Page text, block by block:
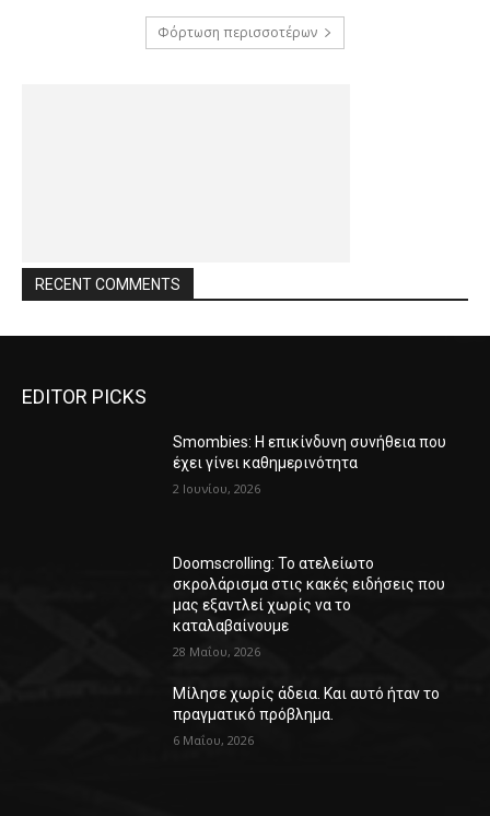
Φόρτωση περισσοτέρων
RECENT COMMENTS
EDITOR PICKS
Smombies: Η επικίνδυνη συνήθεια που
έχει γίνει καθημερινότητα
2 Ιουνίου, 2026
Doomscrolling: Το ατελείωτο
σκρολάρισμα στις κακές ειδήσεις που
μας εξαντλεί χωρίς να το
καταλαβαίνουμε
28 Μαΐου, 2026
Μίλησε χωρίς άδεια. Και αυτό ήταν το
πραγματικό πρόβλημα.
6 Μαΐου, 2026